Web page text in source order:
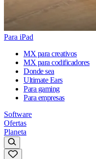
Para iPad
MX para creativos
MX para codificadores
Donde sea
Ultimate Ears
Para gaming
Para empresas
Software
Ofertas
Planeta